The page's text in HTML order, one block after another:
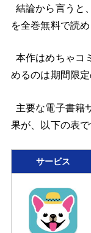
結論から言うと
を全巻無料で読
本作はめちゃコ
めるのは期間限
主要な電子書籍
果が、以下の表
サービス